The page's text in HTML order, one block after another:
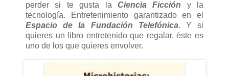
perder si te gusta la Ciencia Ficción y la
tecnología. Entretenimiento garantizado en el
Espacio de la Fundación Telefónica. Y si
quieres un libro entretenido que regalar, éste es
uno de los que quieres envolver.